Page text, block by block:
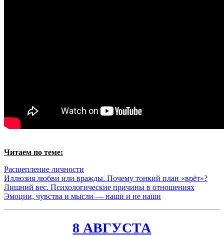
Читаем по теме:
Расщепление личности
Иллюзия любви или вражды. Почему тонкий план «врёт»?
Лишний вес. Психологические причины в отношениях
Эмоции, чувства и мысли — наши и не наши
8 АВГУСТА